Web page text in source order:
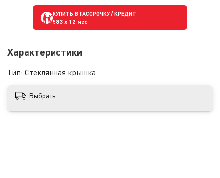
КУПИТЬ В РАССРОЧКУ / КРЕДИТ
583 x 12 мес
Характеристики
Тип: Стеклянная крышка
Выбрать